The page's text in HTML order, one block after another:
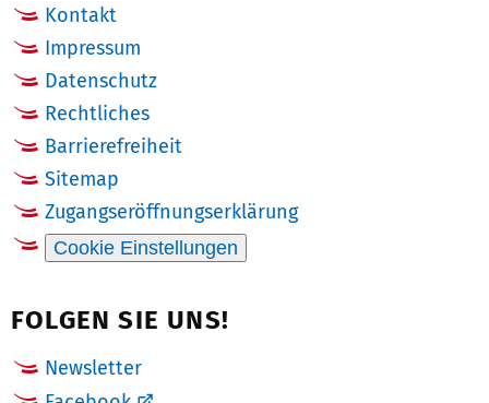
Kontakt
Impressum
Datenschutz
Rechtliches
Barrierefreiheit
Sitemap
Zugangseröffnungserklärung
Cookie Einstellungen
FOLGEN SIE UNS!
Newsletter